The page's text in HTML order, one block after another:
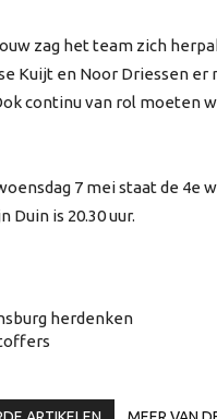
zag het team zich
Kuijt en Noor Driessen
continu van rol moeten
7 mei staat de 4e
Duin is 20.30 uur.
herdenken